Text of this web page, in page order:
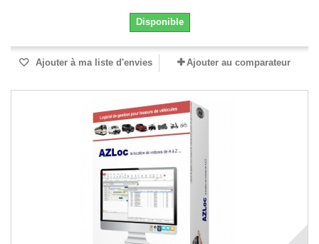
Disponible
Ajouter à ma liste d'envies Ajouter au comparateur